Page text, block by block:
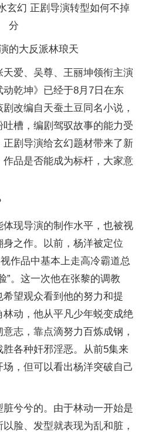
的大反派林琅天
爱、吴尊、王丽坤领衔主演
乾坤》已经于8月7日在东
改编自天蚕土豆同名小说，
槽，编剧驾驭故事的能力受
剧导演给玄幻题材带来了新
品是否能成为标杆，大家意
体现导演的制作水平，也被视
之作。以前，杨洋被定位
作品中基本上走高冷霸道总
”。这一次他在张黎的调教
望观众看到他的努力和提
动，他从平凡少年蜕变成绝
志，靠点滴努力百炼成钢，
各种奸邪淫恶。从前5集来
，但可以看出杨洋突破自己
兮兮的。由于林动一开始是
脸、发型就表现为乱和脏，